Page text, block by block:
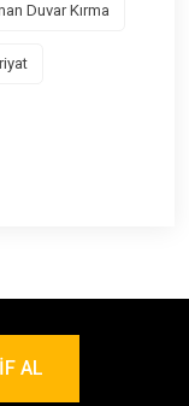
Duvar Kırma
AL